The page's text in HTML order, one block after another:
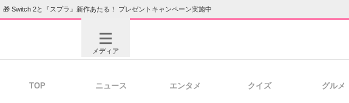
🎁 Switch 2と『スプラ』新作あたる！ プレゼントキャンペーン実施中
メディア
TOP ニュース エンタメ クイズ グルメ